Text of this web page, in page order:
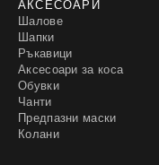
АКСЕСОАРИ
Шалове
Шапки
Ръкавици
Аксесоари за коса
Обувки
Чанти
Предпазни маски
Колани